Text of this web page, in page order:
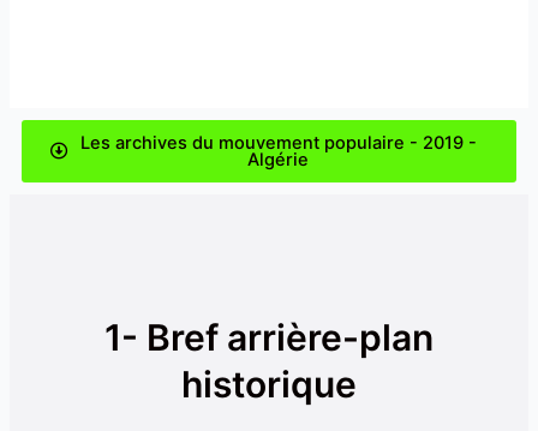
Les archives du mouvement populaire - 2019 -
Algérie
1- Bref arrière-plan
historique